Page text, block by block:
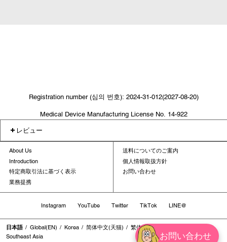
お問い合わせ
Registration number (심의 번호): 2024-31-012(2027-08-20)
Medical Device Manufacturing License No. 14-922
レビュー
About Us
Introduction
特定商取引法に基づく表示
業務提携
送料についてのご案内
個人情報取扱方針
お問い合わせ
Instagram YouTube Twitter TikTok LINE@
日本語 Global(EN) Korea 简体中文(天猫) 繁体中文
Southeast Asia